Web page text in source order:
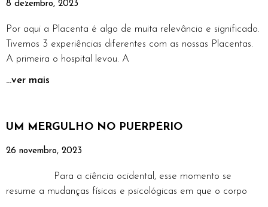
8 dezembro, 2023
Por aqui a Placenta é algo de muita relevância e significado.
Tivemos 3 experiências diferentes com as nossas Placentas.
A primeira o hospital levou. A
...ver mais
UM MERGULHO NO PUERPÉRIO
26 novembro, 2023
Para a ciência ocidental, esse momento se
resume a mudanças físicas e psicológicas em que o corpo